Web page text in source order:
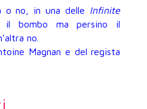
o no, in una delle Infinite
bombo ma persino il
no.
Magnan e del regista